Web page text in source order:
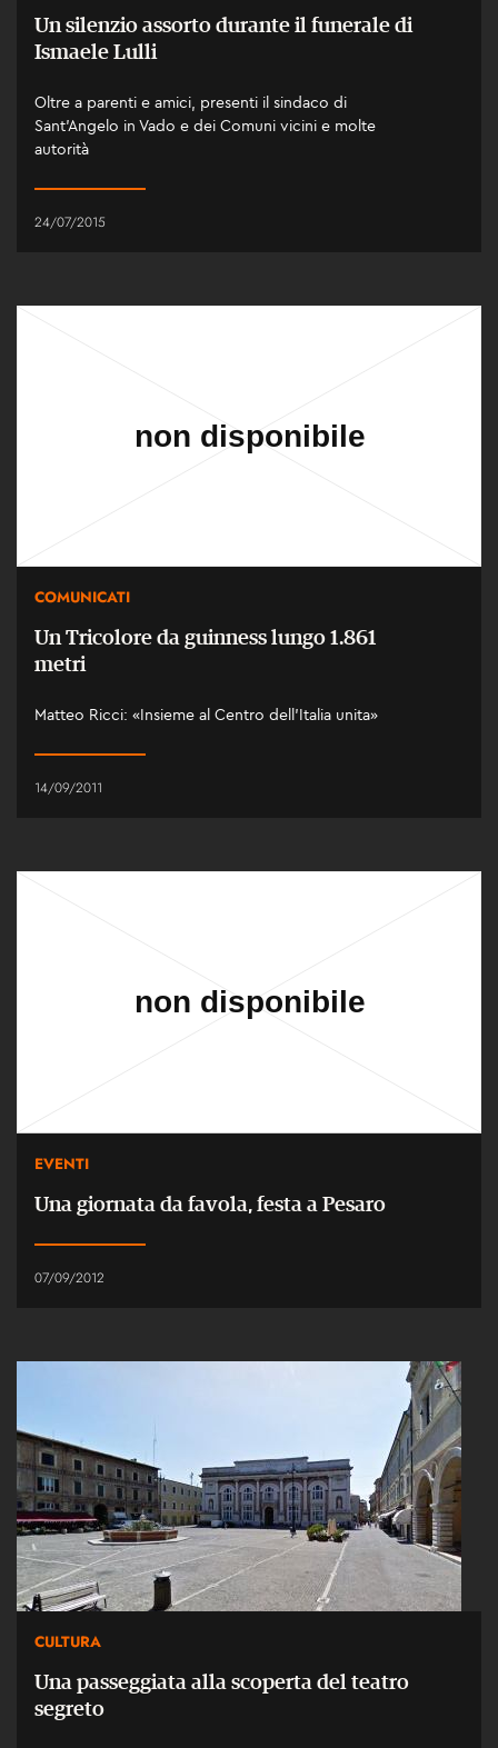
Un silenzio assorto durante il funerale di
Ismaele Lulli
Oltre a parenti e amici, presenti il sindaco di
Sant'Angelo in Vado e dei Comuni vicini e molte
autorità
24/07/2015
COMUNICATI
Un Tricolore da guinness lungo 1.861
metri
Matteo Ricci: «Insieme al Centro dell’Italia unita»
14/09/2011
EVENTI
Una giornata da favola, festa a Pesaro
07/09/2012
CULTURA
Una passeggiata alla scoperta del teatro
segreto